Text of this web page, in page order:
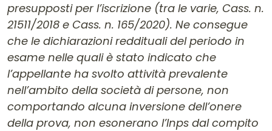
presupposti per l’iscrizione (tra le varie, Cass. n.
21511/2018 e Cass. n. 165/2020). Ne consegue
che le dichiarazioni reddituali del periodo in
esame nelle quali è stato indicato che
l’appellante ha svolto attività prevalente
nell’ambito della società di persone, non
comportando alcuna inversione dell’onere
della prova, non esonerano l’Inps dal compito